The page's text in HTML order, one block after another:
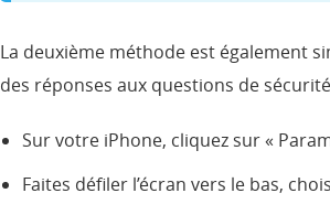
La deuxième méthode est également
des réponses aux questions de
Sur votre iPhone, cliquez sur «
Faites défiler l’écran vers le bas,